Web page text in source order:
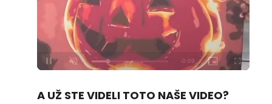
Unmute Loaded
100.00%
A UŽ STE VIDELI TOTO NAŠE VIDEO?